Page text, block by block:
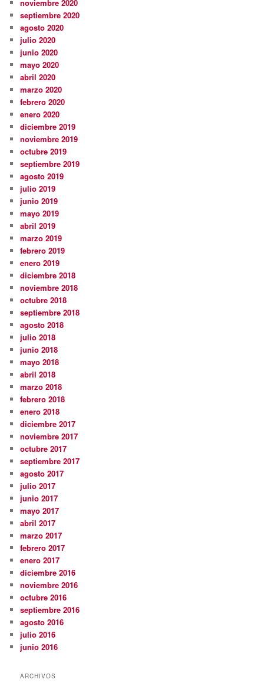
noviembre 2020
septiembre 2020
agosto 2020
julio 2020
junio 2020
mayo 2020
abril 2020
marzo 2020
febrero 2020
enero 2020
diciembre 2019
noviembre 2019
octubre 2019
septiembre 2019
agosto 2019
julio 2019
junio 2019
mayo 2019
abril 2019
marzo 2019
febrero 2019
enero 2019
diciembre 2018
noviembre 2018
octubre 2018
septiembre 2018
agosto 2018
julio 2018
junio 2018
mayo 2018
abril 2018
marzo 2018
febrero 2018
enero 2018
diciembre 2017
noviembre 2017
octubre 2017
septiembre 2017
agosto 2017
julio 2017
junio 2017
mayo 2017
abril 2017
marzo 2017
febrero 2017
enero 2017
diciembre 2016
noviembre 2016
octubre 2016
septiembre 2016
agosto 2016
julio 2016
junio 2016
ARCHIVOS